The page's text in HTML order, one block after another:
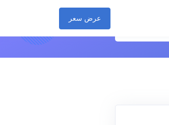
عرض سعر